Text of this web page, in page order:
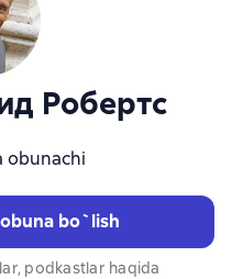
Робертс
obunachi
bo`lish
podkastlar haqida